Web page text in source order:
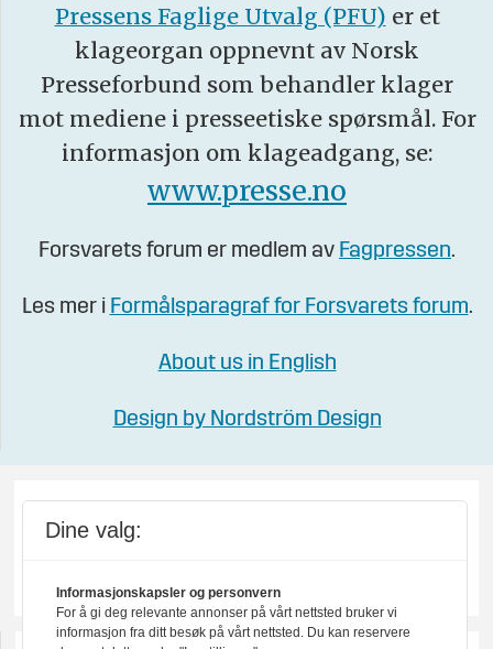
Pressens Faglige Utvalg (PFU) er et
klageorgan oppnevnt av Norsk
Presseforbund som behandler klager
mot mediene i presseetiske spørsmål. For
informasjon om klageadgang, se:
www.presse.no
Forsvarets forum er medlem av Fagpressen.
Les mer i Formålsparagraf for Forsvarets forum.
About us in English
Design by Nordström Design
Dine valg:
Informasjonskapsler og personvern
For å gi deg relevante annonser på vårt nettsted bruker vi
informasjon fra ditt besøk på vårt nettsted. Du kan reservere